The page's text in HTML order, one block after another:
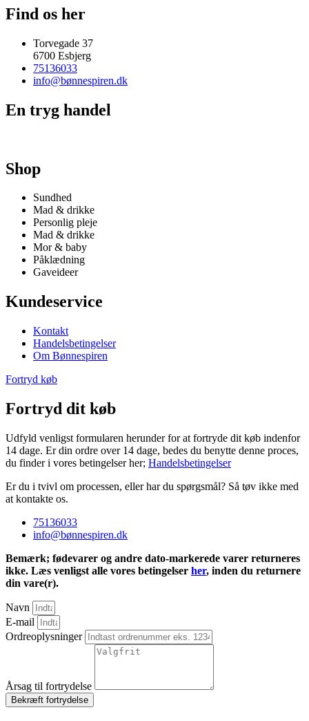
Find os her
Torvegade 37
6700 Esbjerg
75136033
info@bønnespiren.dk
En tryg handel
Shop
Sundhed
Mad & drikke
Personlig pleje
Mad & drikke
Mor & baby
Påklædning
Gaveideer
Kundeservice
Kontakt
Handelsbetingelser
Om Bønnespiren
Fortryd køb
Fortryd dit køb
Udfyld venligst formularen herunder for at fortryde dit køb indenfor
14 dage. Er din ordre over 14 dage, bedes du benytte denne proces,
du finder i vores betingelser her; Handelsbetingelser
Er du i tvivl om processen, eller har du spørgsmål? Så tøv ikke med
at kontakte os.
75136033
info@bønnespiren.dk
Bemærk; fødevarer og andre dato-markerede varer returneres
ikke. Læs venligst alle vores betingelser her, inden du returnere
din vare(r).
Navn
E-mail
Ordreoplysninger
Årsag til fortrydelse
Bekræft fortrydelse